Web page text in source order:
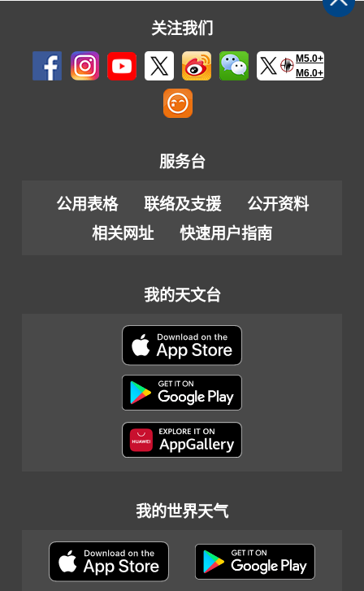
关注我们
M5.0+
M6.0+
服务台
公用表格 联络及支援
公开资料
相关网址
快速用户指南
我的天文台
我的世界天气